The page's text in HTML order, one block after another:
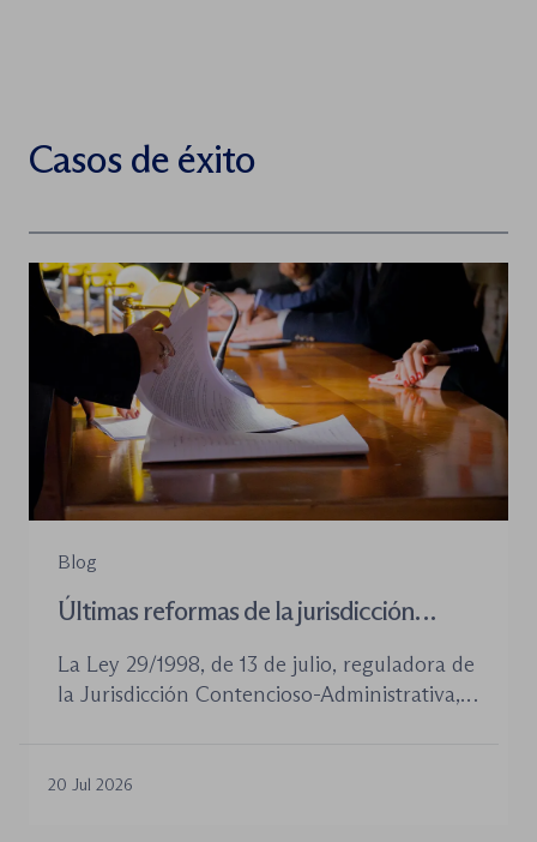
Casos de éxito
Blog
Últimas reformas de la jurisdicción
La Ley 29/1998, de 13 de julio, reguladora de
la Jurisdicción Contencioso-Administrativa,
aprobadas en los últimos años no han
20 Jul 2026